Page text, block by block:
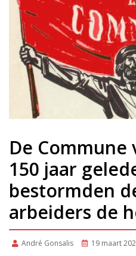
De Commune
150 jaar
bestormden
arbeiders de
André Gonsalis 19 maart